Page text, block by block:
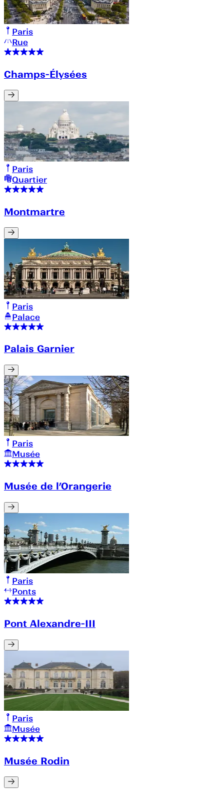
Paris
Rue
Champs-Élysées
Paris
Quartier
Montmartre
Paris
Palace
Palais Garnier
Paris
Musée
Musée de l’Orangerie
Paris
Ponts
Pont Alexandre-III
Paris
Musée
Musée Rodin